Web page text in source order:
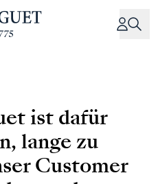
ist dafür
lange zu
Customer